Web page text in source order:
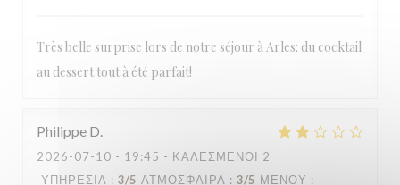
Très belle surprise lors de notre séjour à Arles: du cocktail
au dessert tout à été parfait!
Philippe D
2026-07-10 - 19:45 - ΚΑΛΕΣΜΈΝΟΙ 2
ΥΠΗΡΕΣΊΑ : 3/5 ΑΤΜΌΣΦΑΙΡΑ : 3/5 ΜΕΝΟΎ :